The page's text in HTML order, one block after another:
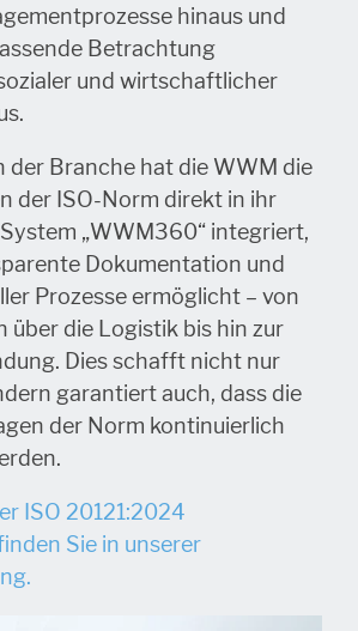
hinaus und
Betrachtung
und wirtschaftlicher
der Branche hat die WWM die
der ISO-Norm direkt in ihr
„WWM360“ integriert,
Dokumentation und
Prozesse ermöglicht – von
über die Logistik bis hin zur
Dies schafft nicht nur
garantiert auch, dass die
der Norm kontinuierlich
ISO 20121:2024
Sie in unserer